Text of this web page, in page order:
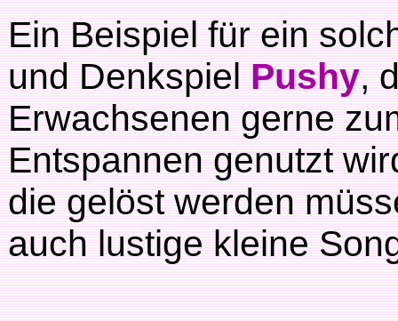
Ein Beispiel für ein
und DenkspielPushy,
Erwachsenen gerne
Entspannen genutzt
die gelöst werden
auch lustige kleine